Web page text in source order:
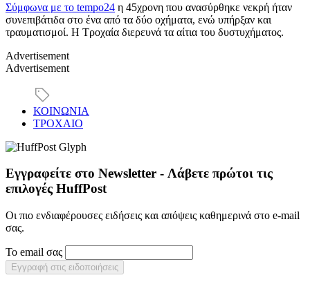
Σύμφωνα με το tempo24 η 45χρονη που ανασύρθηκε νεκρή ήταν
συνεπιβάτιδα στο ένα από τα δύο οχήματα, ενώ υπήρξαν και
τραυματισμοί. Η Τροχαία διερευνά τα αίτια του δυστυχήματος.
Advertisement
Advertisement
ΚΟΙΝΩΝΙΑ
ΤΡΟΧΑΙΟ
Εγγραφείτε στο Newsletter - Λάβετε πρώτοι τις
επιλογές HuffPost
Οι πιο ενδιαφέρουσες ειδήσεις και απόψεις καθημερινά στο e-mail
σας.
Το email σας
Εγγραφή στις ειδοποιήσεις